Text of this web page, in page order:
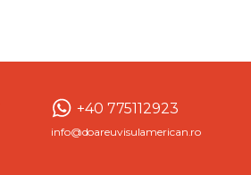
+40 775112923
info@doareuvisulamerican.ro